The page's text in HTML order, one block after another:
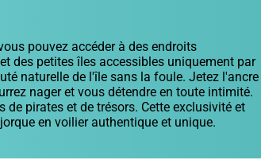
pouvez accéder à des endroits
des petites îles accessibles uniquement par
naturelle de l'île sans la foule. Jetez l'ancre
nager et vous détendre en toute intimité.
pirates et de trésors. Cette exclusivité et
en voilier authentique et unique.